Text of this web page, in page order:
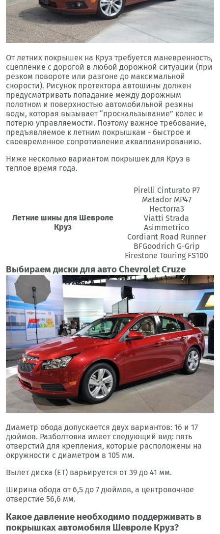
От летних покрышек на Круз требуется маневренность,
сцепление с дорогой в любой дорожной ситуации (при
резком повороте или разгоне до максимальной
скорости). Рисунок протектора автошины должен
предусматривать попадание между дорожным
полотном и поверхностью автомобильной резины
воды, которая вызывает “проскальзывание” колес и
потерю управляемости. Поэтому важное требование,
предъявляемое к летним покрышкам - быстрое и
своевременное сопротивление аквапланированию.
Ниже несколько вариантом покрышек для Круз в
теплое время года.
Летние шины для Шевроле
Круз
Pirelli Cinturato P7
Matador MP47
Hectorra3
Viatti Strada
Asimmetrico
Cordiant Road Runner
BFGoodrich G-Grip
Firestone Touring FS100
Выбираем диски для авто Chevrolet Cruze
Диаметр обода допускается двух вариантов: 16 и 17
дюймов. Разболтовка имеет следующий вид: пять
отверстий для крепления, которые расположены на
окружности с диаметром в 105 мм.
Вылет диска (ЕТ) варьируется от 39 до 41 мм.
Ширина обода от 6,5 до 7 дюймов, а центровочное
отверстие 56,6 мм.
Какое давление необходимо поддерживать в
покрышках автомобиля Шевроле Круз?